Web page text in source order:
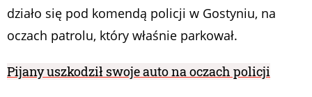
działo się pod komendą policji w Gostyniu, na
oczach patrolu, który właśnie parkował.
Pijany uszkodził swoje auto na oczach policji